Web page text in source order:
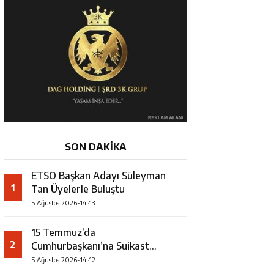
SON DAKİKA
1
ETSO Başkan Adayı Süleyman
Tan Üyelerle Buluştu
5 Ağustos 2026-14:43
2
15 Temmuz’da
Cumhurbaşkanı’na Suikast
Girişiminde Yer Alan Firari FETÖ
5 Ağustos 2026-14:42